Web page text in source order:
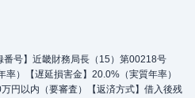
号】近畿財務局長（15）第00218号
率）【遅延損害金】20.0%（実質年率）
円以内（要審査）【返済方式】借入後残